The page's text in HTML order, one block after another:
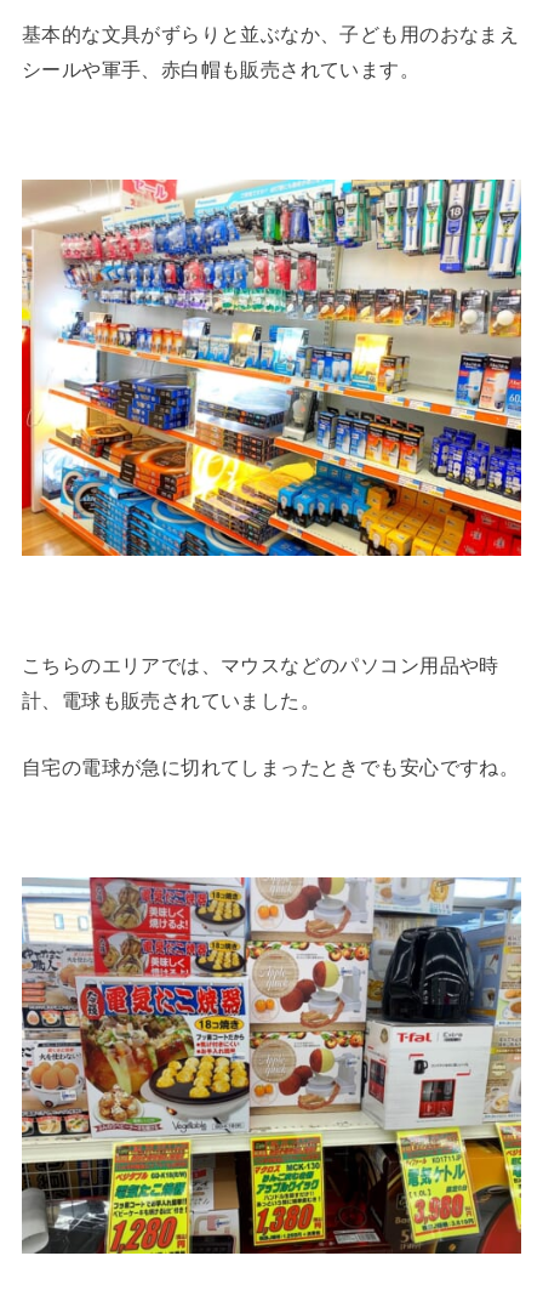
基本的な文具がずらりと並ぶなか、子ども用のおなまえ
シールや軍手、赤白帽も販売されています。
こちらのエリアでは、マウスなどのパソコン用品や時
計、電球も販売されていました。
自宅の電球が急に切れてしまったときでも安心ですね。